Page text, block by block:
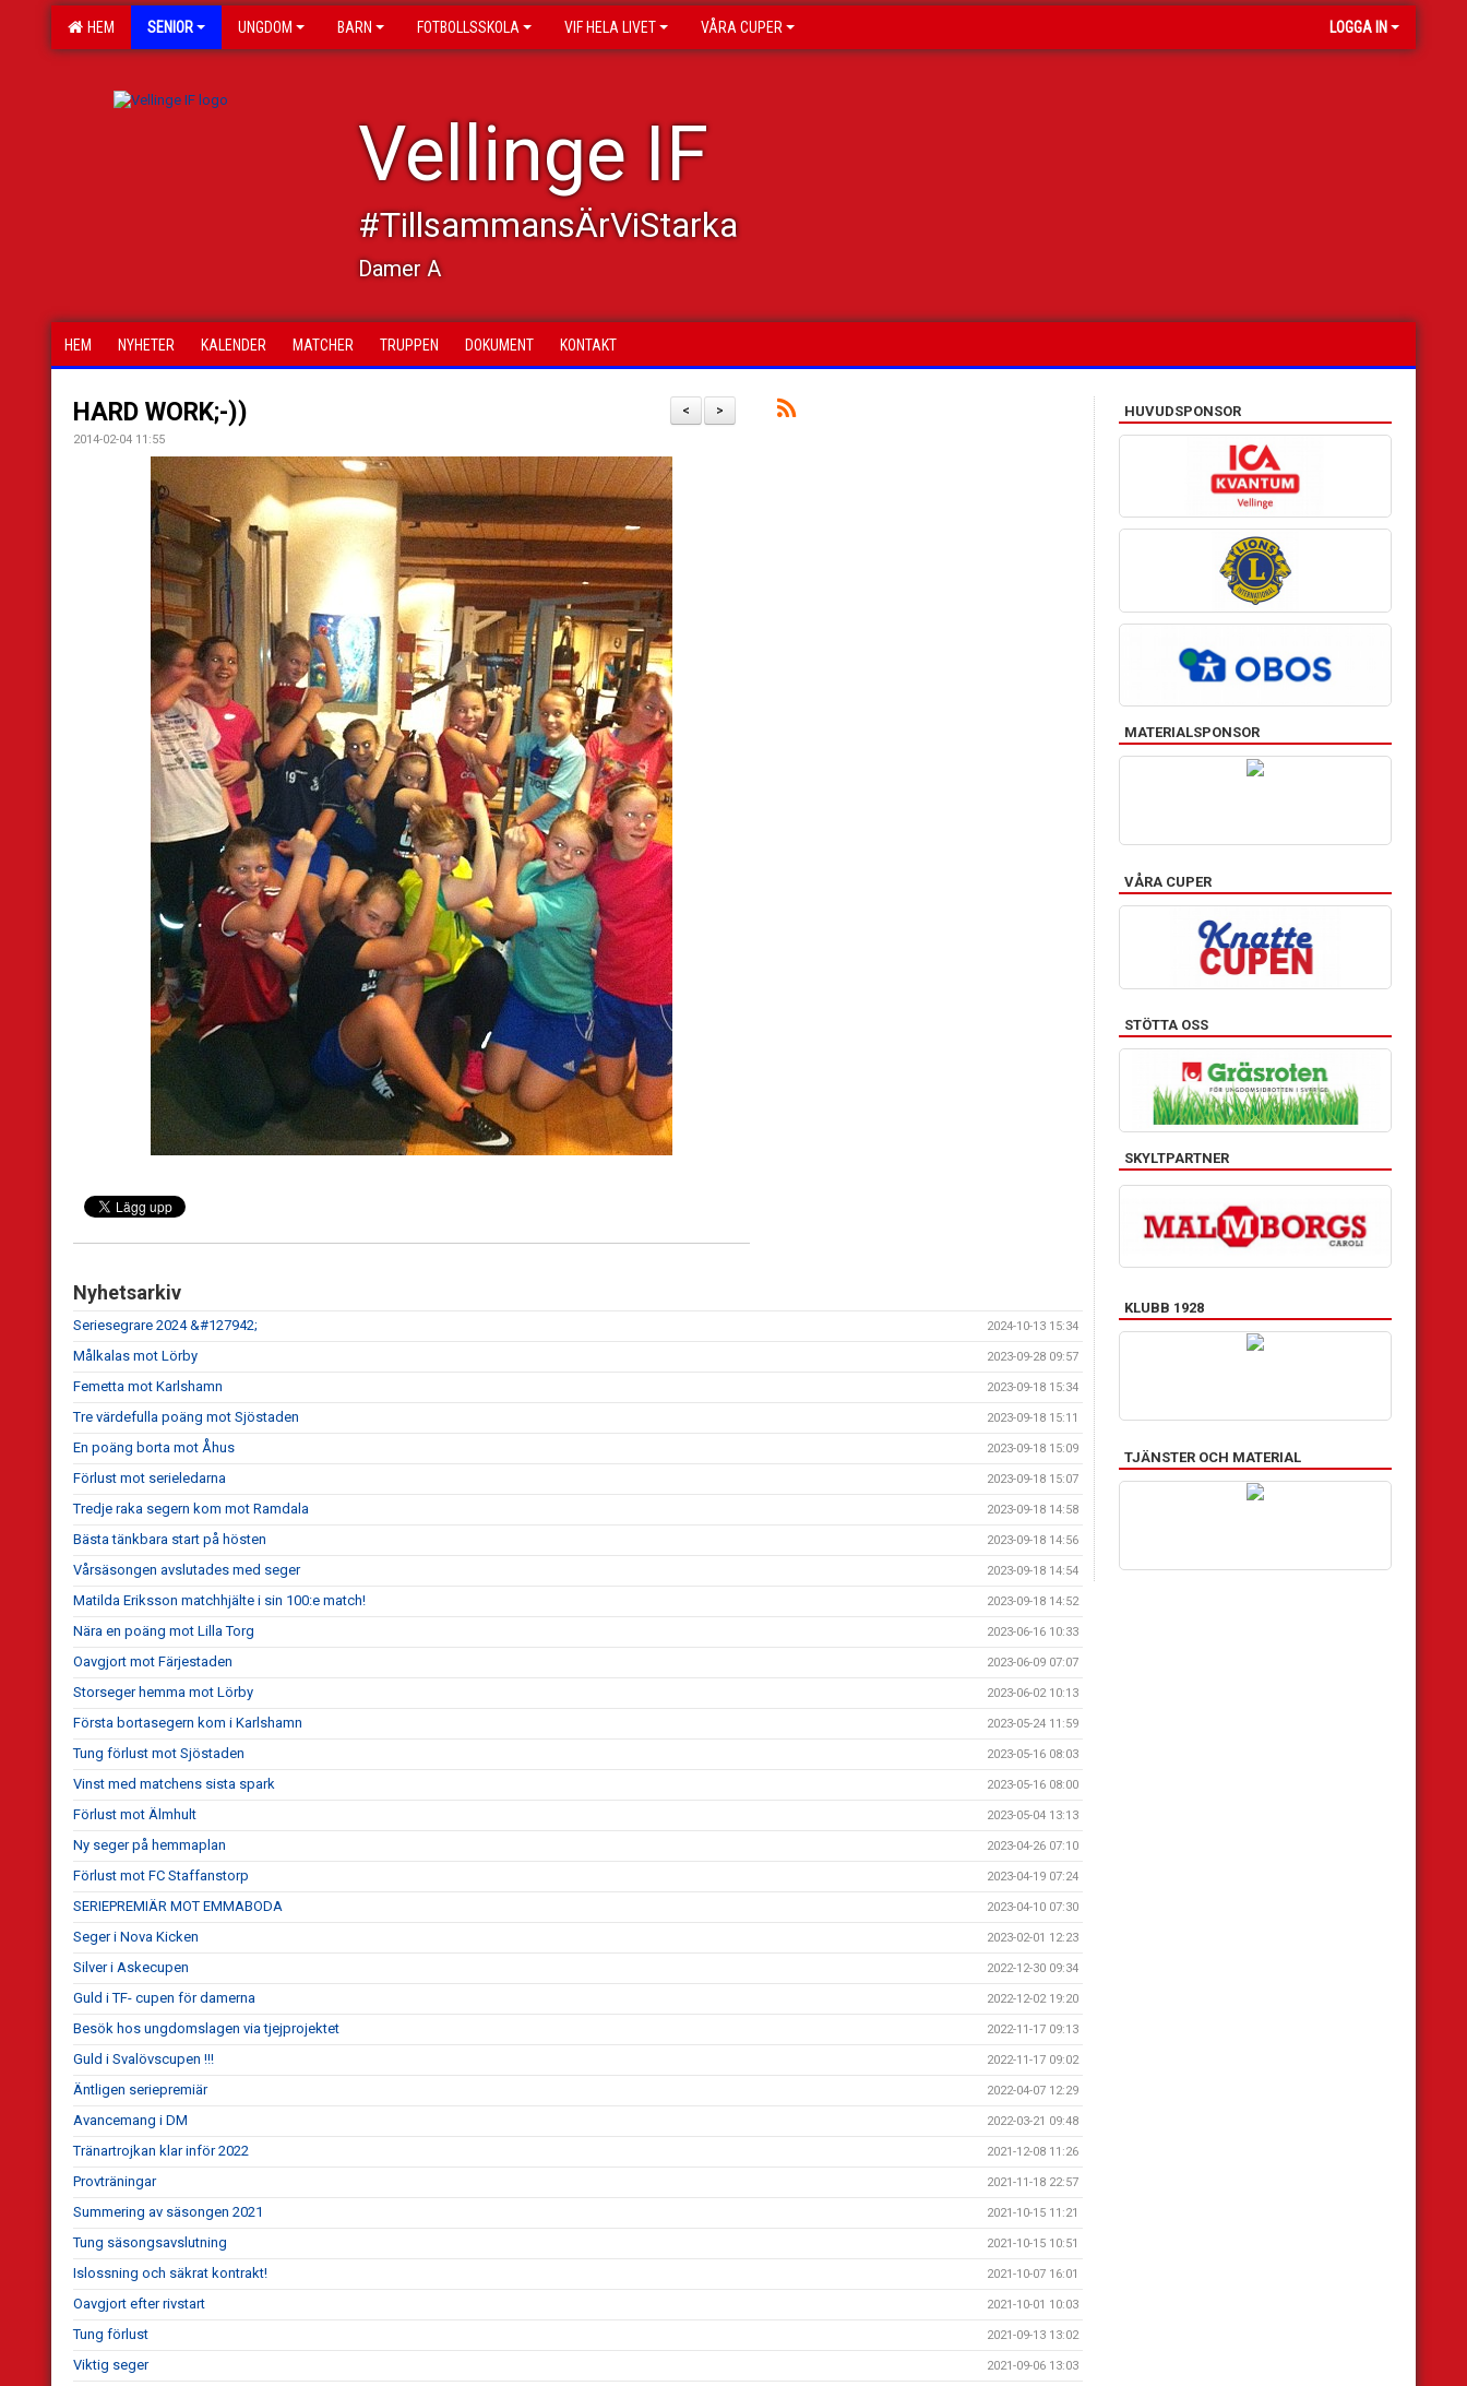
HEM SENIOR UNGDOM BARN FOTBOLLSSKOLA VIF HELA LIVET VÅRA CUPER LOGGA IN
Vellinge IF
#TillsammansÄrViStarka
Damer A
HEM NYHETER KALENDER MATCHER TRUPPEN DOKUMENT KONTAKT
>
<
HARD WORK;-))
2014-02-04 11:55
Nyhetsarkiv
Seriesegrare 2024 &#127942; 2024-10-13 15:34
Målkalas mot Lörby 2023-09-28 09:57
Femetta mot Karlshamn 2023-09-18 15:34
Tre värdefulla poäng mot Sjöstaden 2023-09-18 15:11
En poäng borta mot Åhus 2023-09-18 15:09
Förlust mot serieledarna 2023-09-18 15:07
Tredje raka segern kom mot Ramdala 2023-09-18 14:58
Bästa tänkbara start på hösten 2023-09-18 14:56
Vårsäsongen avslutades med seger 2023-09-18 14:54
Matilda Eriksson matchhjälte i sin 100:e match! 2023-09-18 14:52
Nära en poäng mot Lilla Torg 2023-06-16 10:33
Oavgjort mot Färjestaden 2023-06-09 07:07
Storseger hemma mot Lörby 2023-06-02 10:13
Första bortasegern kom i Karlshamn 2023-05-24 11:59
Tung förlust mot Sjöstaden 2023-05-16 08:03
Vinst med matchens sista spark 2023-05-16 08:00
Förlust mot Älmhult 2023-05-04 13:13
Ny seger på hemmaplan 2023-04-26 07:10
Förlust mot FC Staffanstorp 2023-04-19 07:24
SERIEPREMIÄR MOT EMMABODA 2023-04-10 07:30
Seger i Nova Kicken 2023-02-01 12:23
Silver i Askecupen 2022-12-30 09:34
Guld i TF- cupen för damerna 2022-12-02 19:20
Besök hos ungdomslagen via tjejprojektet 2022-11-17 09:13
Guld i Svalövscupen !!! 2022-11-17 09:02
Äntligen seriepremiär 2022-04-07 12:29
Avancemang i DM 2022-03-21 09:48
Tränartrojkan klar inför 2022 2021-12-08 11:26
Provträningar 2021-11-18 22:57
Summering av säsongen 2021 2021-10-15 11:21
Tung säsongsavslutning 2021-10-15 10:51
Islossning och säkrat kontrakt! 2021-10-07 16:01
Oavgjort efter rivstart 2021-10-01 10:03
Tung förlust 2021-09-13 13:02
Viktig seger 2021-09-06 13:03
HUVUDSPONSOR
MATERIALSPONSOR
VÅRA CUPER
STÖTTA OSS
SKYLTPARTNER
KLUBB 1928
TJÄNSTER OCH MATERIAL